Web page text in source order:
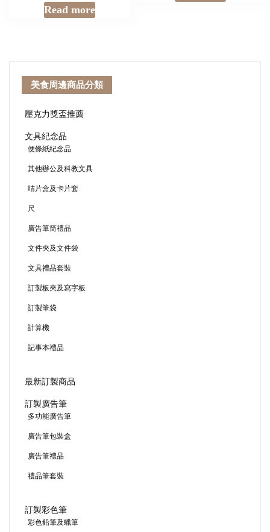
Read more
美食周邊商品分類
壓克力獎盃推薦
文具紀念品
便條紙紀念品
其他辦公及科教文具
咭片盒及卡片套
尺
廣告筆筒禮品
文件夾及文件袋
文具禮品套裝
訂製板夾及寫字板
訂製筆袋
計算機
記事本禮品
最新訂製商品
訂製廣告筆
多功能廣告筆
廣告筆包裝盒
廣告筆禮品
禮品筆套裝
訂製彩色筆
彩色鉛筆及蠟筆